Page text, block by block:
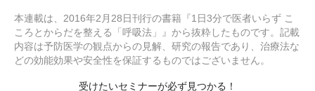
本連載は、2016年2月28日刊行の書籍『1日3分で医者いらず こ
ころとからだを整える「呼吸法」』から抜粋したものです。記載
内容は予防医学の観点からの見解、研究の報告であり、治療法な
どの効能効果や安全性を保証するものではございません。
受けたいセミナーが必ず見つかる！